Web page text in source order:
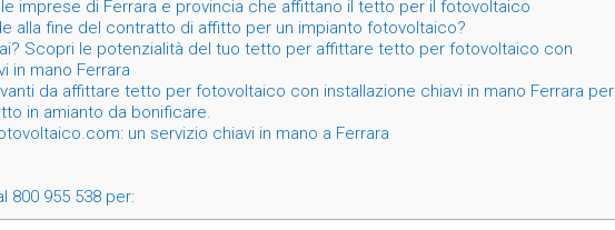
imprese di Ferrara e provincia che affittano il tetto per il fotovoltaico
alla fine del contratto di affitto per un impianto fotovoltaico?
Scopri le potenzialità del tuo tetto per affittare tetto per fotovoltaico con
in mano Ferrara
da affittare tetto per fotovoltaico con installazione chiavi in mano Ferrara per
in amianto da bonificare.
un servizio chiavi in mano a Ferrara
800 955 538 per: